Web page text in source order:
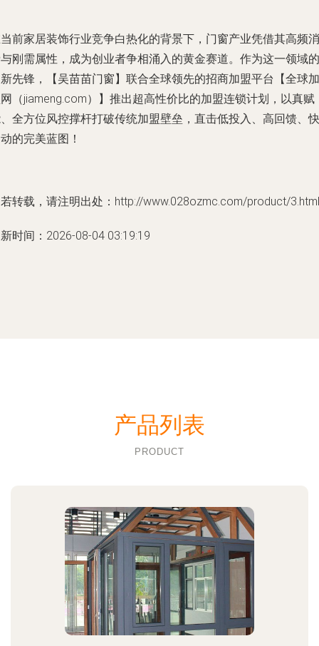
前家居装饰行业竞争白热化的背景下，门窗产业凭借其高频消
刚需属性，成为创业者争相涌入的黄金赛道。作为这一领域的
先锋，
【吴苗苗门窗】 联合全球领先的招商加盟平台【全球加
（jiameng.com）】推出超高性价比的加盟连锁计划 ，以真赋
全方位风控撑杆打破传统加盟壁垒，直击低投入、高回馈、快
的完美蓝图！
转载，请注明出处：http://www.028ozmc.com/product/3.html
时间：2026-08-04 03:19:19
产品列表
PRODUCT